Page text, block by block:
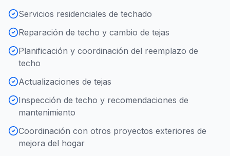
Servicios residenciales de techado
Reparación de techo y cambio de tejas
Planificación y coordinación del reemplazo de
techo
Actualizaciones de tejas
Inspección de techo y recomendaciones de
mantenimiento
Coordinación con otros proyectos exteriores de
mejora del hogar